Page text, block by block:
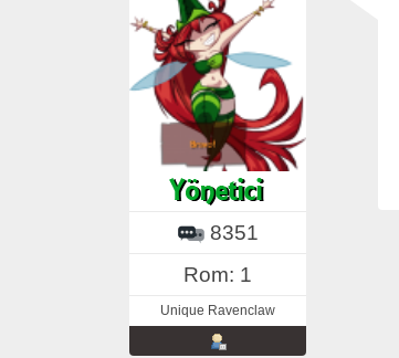
8351
Rom: 1
Unique Ravenclaw